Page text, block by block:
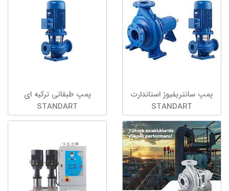
پمپ سانتریفیوژ استاندارت
STANDART
پمپ طبقاتی ترکیه ای
STANDART